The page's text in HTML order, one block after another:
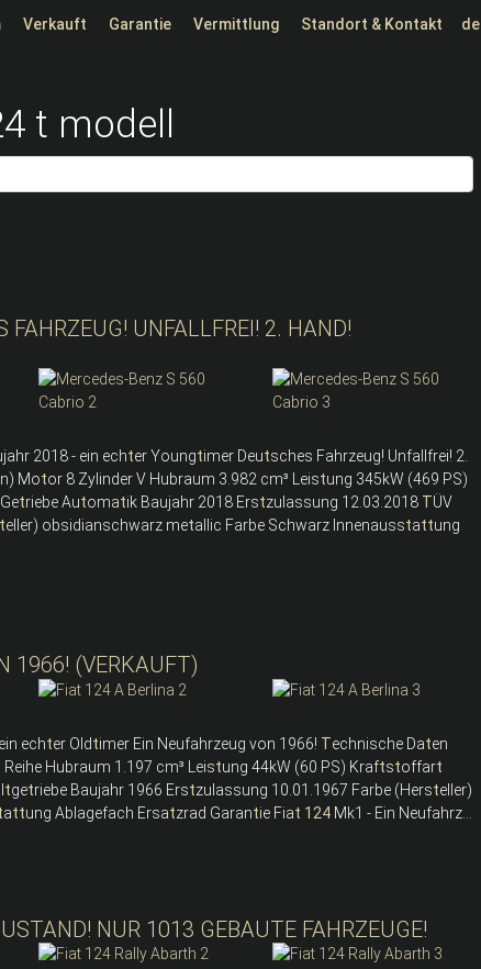
Verkauft Garantie Vermittlung Standort & Kontakt de
t modell
FAHRZEUG! UNFALLFREI! 2. HAND!
2018 - ein echter Youngtimer Deutsches Fahrzeug! Unfallfrei! 2.
Motor 8 Zylinder V Hubraum 3.982 cm³ Leistung 345kW (469 PS)
triebe Automatik Baujahr 2018 Erstzulassung 12.03.2018 TÜV
teller) obsidianschwarz metallic Farbe Schwarz Innenausstattung
1966! (VERKAUFT)
echter Oldtimer Ein Neufahrzeug von 1966! Technische Daten
Hubraum 1.197 cm³ Leistung 44kW (60 PS) Kraftstoffart
tgetriebe Baujahr 1966 Erstzulassung 10.01.1967 Farbe (Hersteller)
attung Ablagefach Ersatzrad Garantie Fiat 124 Mk1 - Ein Neufahrz...
NUR 1013 GEBAUTE FAHRZEUGE!